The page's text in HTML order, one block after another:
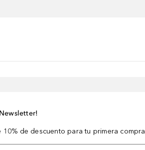
10% de descuento para tu primera compra